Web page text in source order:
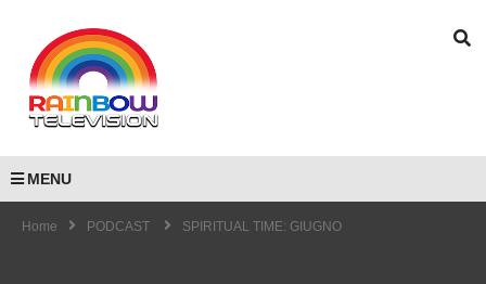
MENU
Home PODCAST SPIRITUAL TIME: GIUGNO